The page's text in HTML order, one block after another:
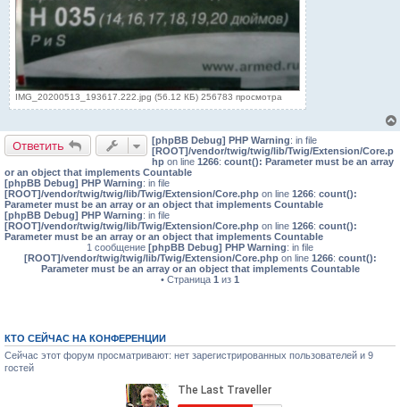
IMG_20200513_193617.222.jpg (56.12 КБ) 256783 просмотра
Ответить [phpBB Debug] PHP Warning: in file
[ROOT]/vendor/twig/twig/lib/Twig/Extension/Core.p
hp on line 1266: count(): Parameter must be an array
or an object that implements Countable
[phpBB Debug] PHP Warning: in file
[ROOT]/vendor/twig/twig/lib/Twig/Extension/Core.php on line 1266: count():
Parameter must be an array or an object that implements Countable
[phpBB Debug] PHP Warning: in file
[ROOT]/vendor/twig/twig/lib/Twig/Extension/Core.php on line 1266: count():
Parameter must be an array or an object that implements Countable
1 сообщение [phpBB Debug] PHP Warning: in file
[ROOT]/vendor/twig/twig/lib/Twig/Extension/Core.phpon line 1266: count():
Parameter must be an array or an object that implements Countable
• Страница 1 из 1
КТО СЕЙЧАС НА КОНФЕРЕНЦИИ
Сейчас этот форум просматривают: нет зарегистрированных пользователей и 9
гостей